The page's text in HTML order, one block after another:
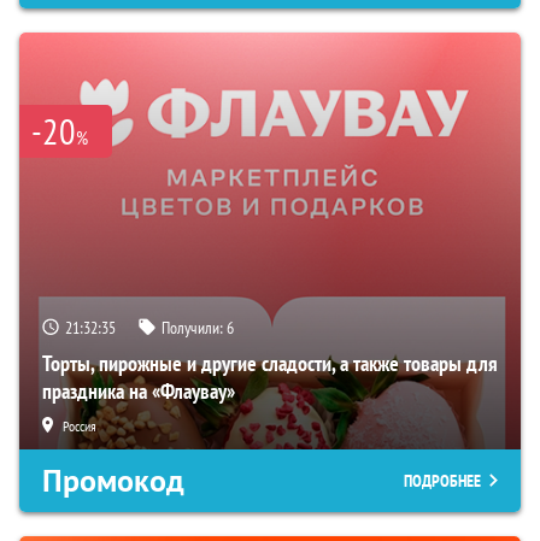
-20%
21:32:34 Получили:6
Торты, пирожные и другие сладости, а также товары для
праздника на «Флаувау»
Россия
Промокод ПОДРОБНЕЕ